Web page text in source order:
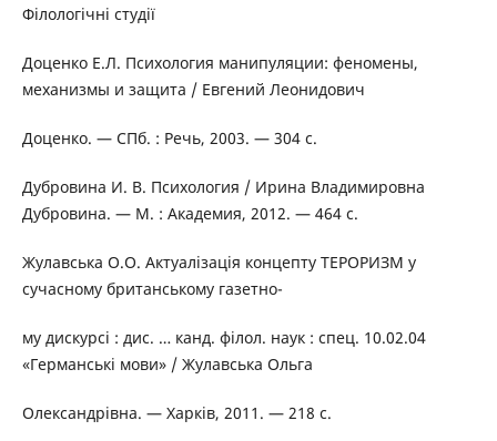
Філологічні студії
Доценко Е.Л. Психология манипуляции: феномены,
механизмы и защита / Евгений Леонидович
Доценко. — СПб. : Речь, 2003. — 304 с.
Дубровина И. В. Психология / Ирина Владимировна
Дубровина. — М. : Академия, 2012. — 464 с.
Жулавська О.О. Актуалізація концепту ТЕРОРИЗМ у
сучасному британському газетно-
му дискурсі : дис. … канд. філол. наук : спец. 10.02.04
«Германські мови» / Жулавська Ольга
Олександрівна. — Харків, 2011. — 218 с.